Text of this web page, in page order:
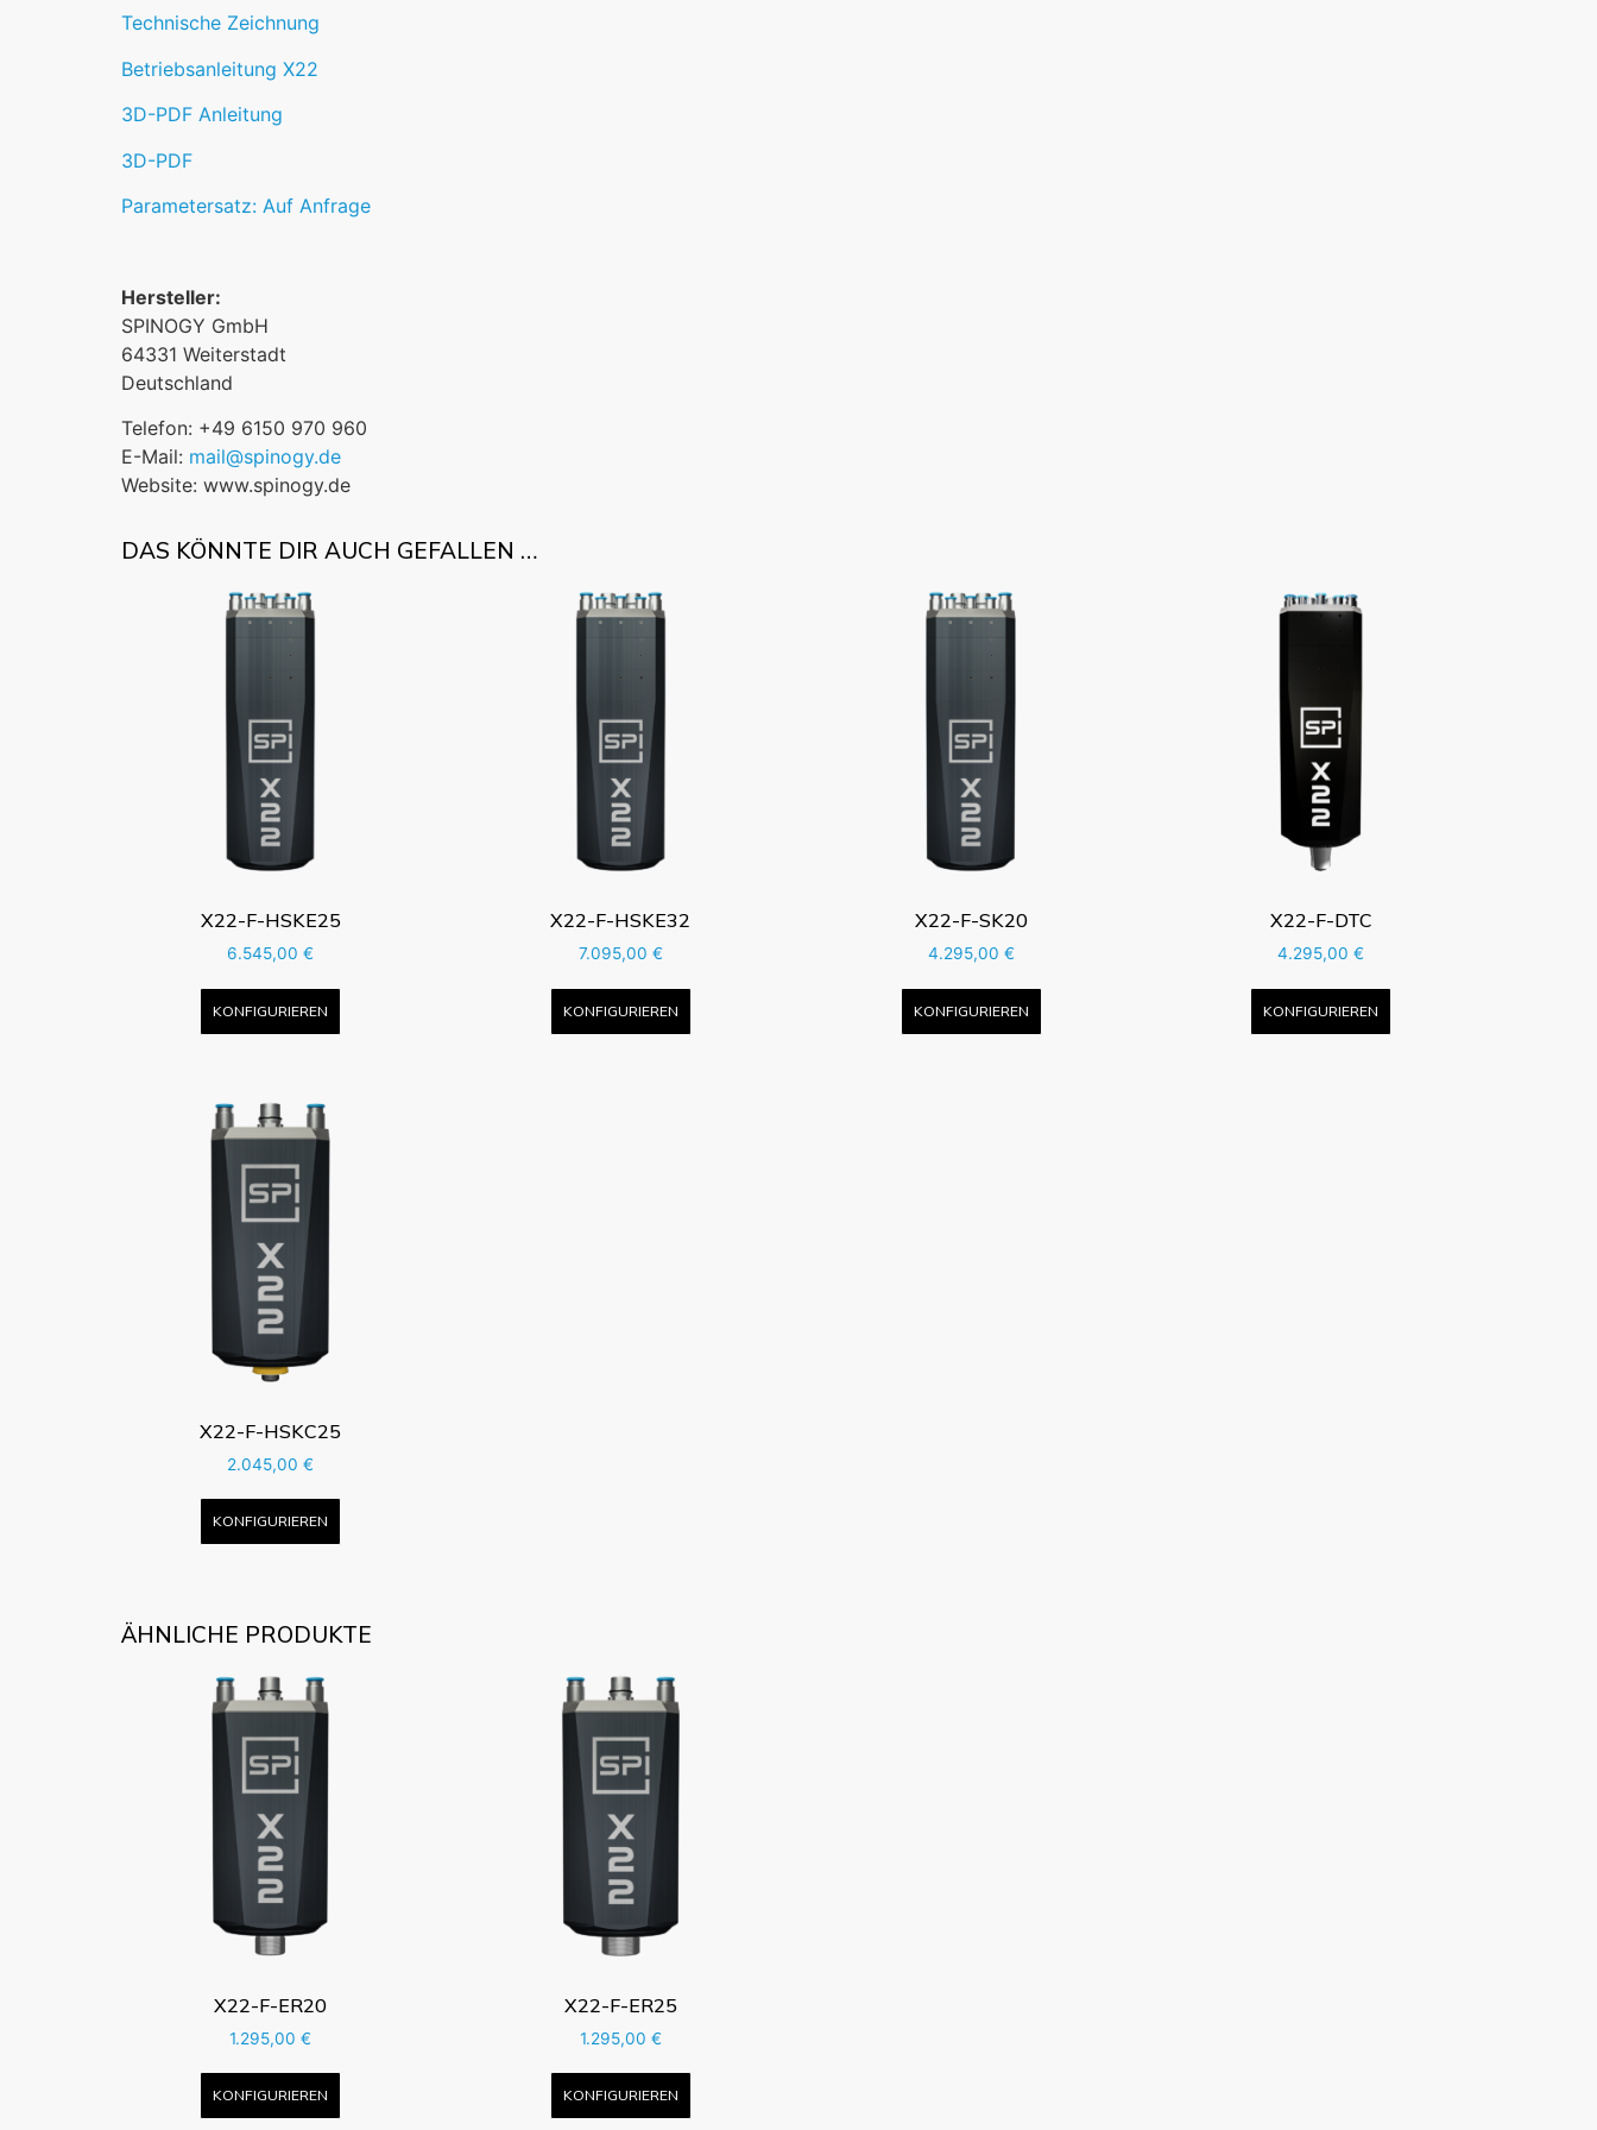
Technische Zeichnung
Betriebsanleitung X22
3D-PDF Anleitung
3D-PDF
Parametersatz: Auf Anfrage
Hersteller:
SPINOGY GmbH
64331 Weiterstadt
Deutschland
Telefon: +49 6150 970 960
E-Mail: mail@spinogy.de
Website: www.spinogy.de
DAS KÖNNTE DIR AUCH GEFALLEN …
X22-F-HSKE25
6.545,00€
KONFIGURIEREN
X22-F-HSKE32
7.095,00 €
KONFIGURIEREN
X22-F-SK20
4.295,00 €
KONFIGURIEREN
X22-F-DTC
4.295,00€
KONFIGURIEREN
X22-F-HSKC25
2.045,00€
KONFIGURIEREN
ÄHNLICHE PRODUKTE
X22-F-ER20
1.295,00€
KONFIGURIEREN
X22-F-ER25
1.295,00 €
KONFIGURIEREN